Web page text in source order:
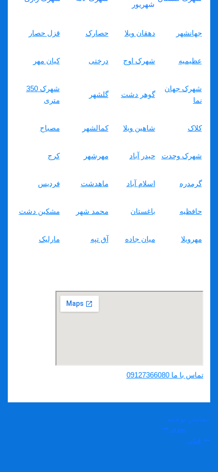
شهریور
جهانشهر دهقان ویلا حصارک قزل حصار
عظیمیه شهرک اوج درختی کیان مهر
شهرک جهان
نما
گوهر دشت گلشهر
شهرک 350
متری
کلاک شاهین ویلا کمالشهر مصباح
شهرک وحدت حیدر آباد مهرشهر کرج
گرمدره اسلام آباد ماهدشت فردیس
حافظیه باغستان محمد شهر مشکین دشت
مهرویلا میان جاده آق تپه مارلیک
تماس با ما 09127366080
پیمایش نوشته
قبلی
بعدی